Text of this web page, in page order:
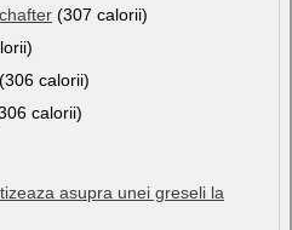
(307 calorii)
(306 calorii)
calorii)
asupra unei greseli la